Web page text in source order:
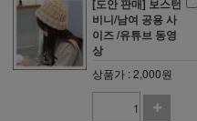
[도안 판매] 보스턴
비니/남여 공용 사
이즈 /유튜브 동영
상
상품가 : 2,000원